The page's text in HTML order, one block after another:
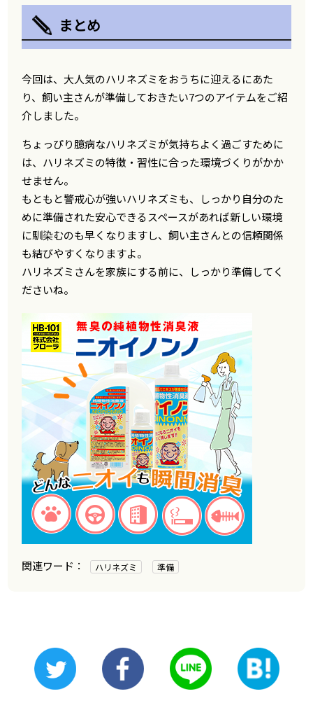
まとめ
今回は、大人気のハリネズミをおうちに迎えるにあた
り、飼い主さんが準備しておきたい7つのアイテムをご紹
介しました。
ちょっぴり臆病なハリネズミが気持ちよく過ごすために
は、ハリネズミの特徴・習性に合った環境づくりがかか
せません。
もともと警戒心が強いハリネズミも、しっかり自分のた
めに準備された安心できるスペースがあれば新しい環境
に馴染むのも早くなりますし、飼い主さんとの信頼関係
も結びやすくなりますよ。
ハリネズミさんを家族にする前に、しっかり準備してく
ださいね。
ハリネズミ 準備